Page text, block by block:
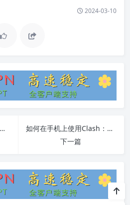
2024-03-10
热点流量转发至v2ray: 详细教程与常见问题解答
如何在手机上使用Clash：下载安装、配置和常见问题解决
下一篇